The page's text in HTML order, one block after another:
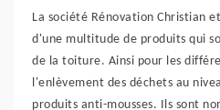
La société Rénovation Christian
d'une multitude de produits qui
de la toiture. Ainsi pour les
l'enlèvement des déchets au
produits anti-mousses. Ils sont